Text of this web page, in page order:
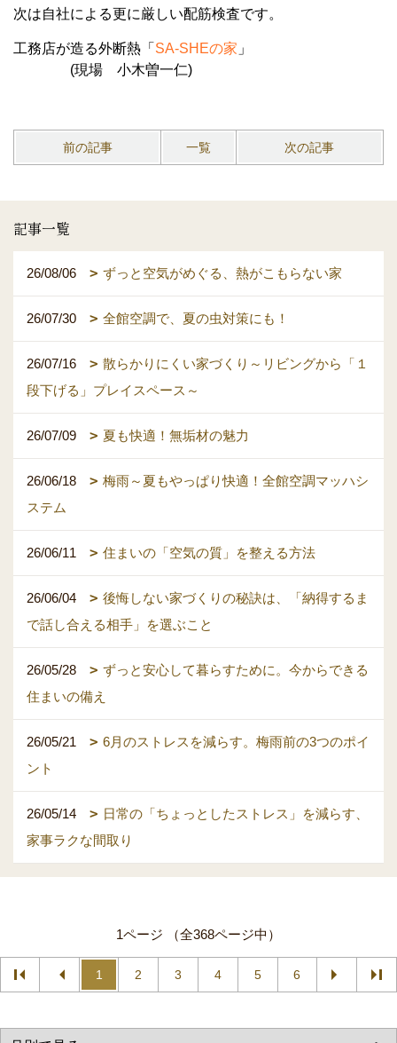
次は自社による更に厳しい配筋検査です。
工務店が造る外断熱「 SA-SHEの家 」
(現場 小木曽一仁)
前の記事 一覧 次の記事
記事一覧
26/08/06 ずっと空気がめぐる、熱がこもらない家
26/07/30 全館空調で、夏の虫対策にも！
26/07/16
散らかりにくい家づくり～リビングから「１
段下げる」プレイスペース～
26/07/09 夏も快適！無垢材の魅力
26/06/18
梅雨～夏もやっぱり快適！全館空調マッハシ
ステム
26/06/11 住まいの「空気の質」を整える方法
26/06/04
後悔しない家づくりの秘訣は、「納得するま
で話し合える相手」を選ぶこと
26/05/28
ずっと安心して暮らすために。今からできる
住まいの備え
26/05/21
6月のストレスを減らす。梅雨前の3つのポイ
ント
26/05/14
日常の「ちょっとしたストレス」を減らす、
家事ラクな間取り
1ページ （全368ページ中）
1 2 3 4 5 6